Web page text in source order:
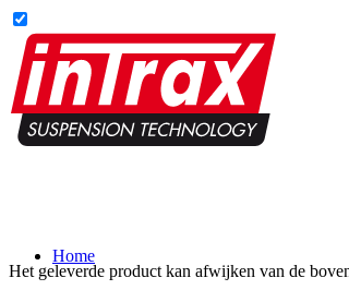
Home
Het geleverde product kan afwijken van de